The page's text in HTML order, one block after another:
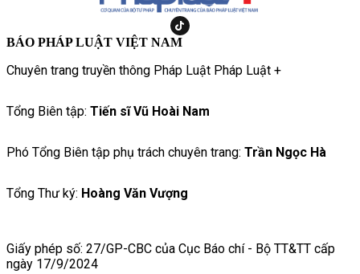
BÁO PHÁP LUẬT VIỆT NAM
Chuyên trang truyền thông Pháp Luật Pháp Luật +
Tổng Biên tập: Tiến sĩ Vũ Hoài Nam
Phó Tổng Biên tập phụ trách chuyên trang: Trần Ngọc Hà
Tổng Thư ký: Hoàng Văn Vượng
Giấy phép số: 27/GP-CBC của Cục Báo chí - Bộ TT&TT cấp
ngày 17/9/2024